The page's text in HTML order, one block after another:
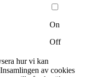
On
Off
hur vi kan
av cookies